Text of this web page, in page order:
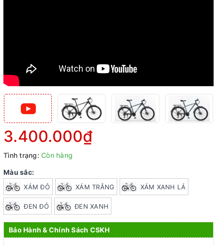
3.400.000₫
Tình trạng: Còn hàng
Màu sắc:
XÁM ĐỎ XÁM TRẮNG XÁM XANH LÁ
ĐEN ĐỎ ĐEN XANH
Bảo Hành & Chính Sách CSKH